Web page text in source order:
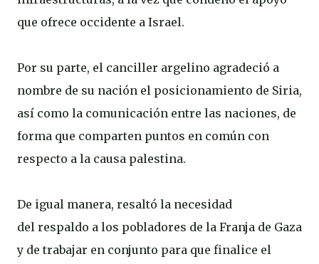
que ofrece occidente a Israel.
Por su parte, el canciller argelino agradeció a
nombre de su nación el posicionamiento de Siria,
así como la comunicación entre las naciones, de
forma que comparten puntos en común con
respecto a la causa palestina.
De igual manera, resaltó la necesidad
del respaldo a los pobladores de la Franja de Gaza
y de trabajar en conjunto para que finalice el